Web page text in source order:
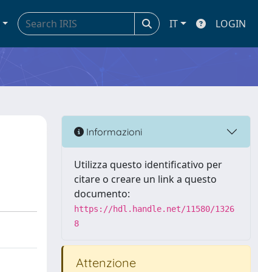
IT LOGIN
Informazioni
Utilizza questo identificativo per
citare o creare un link a questo
documento:
https://hdl.handle.net/11580/1326
8
Attenzione